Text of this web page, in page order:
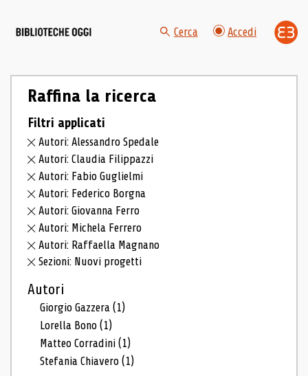
Cerca Accedi
Raffina la ricerca
Filtri applicati
Autori: Alessandro Spedale
Autori: Claudia Filippazzi
Autori: Fabio Guglielmi
Autori: Federico Borgna
Autori: Giovanna Ferro
Autori: Michela Ferrero
Autori: Raffaella Magnano
Sezioni: Nuovi progetti
Autori
Giorgio Gazzera(1)
Lorella Bono(1)
Matteo Corradini(1)
Stefania Chiavero(1)